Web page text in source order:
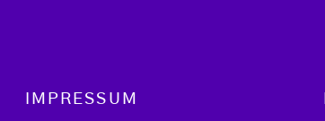
Footer menu
IMPRESSUM